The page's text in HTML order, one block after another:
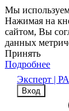
Мы
Нажимая на
сайтом, Вы
данных
Принять
Подробнее
Эксперт | РА
Вход